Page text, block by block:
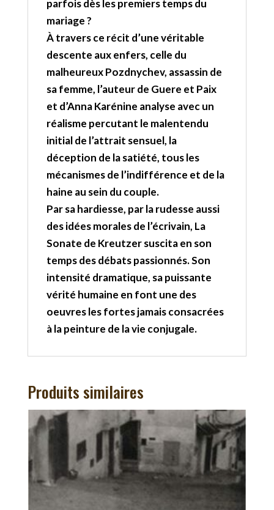
parfois dès les premiers temps du
mariage ?
À travers ce récit d’une véritable
descente aux enfers, celle du
malheureux Pozdnychev, assassin de
sa femme, l’auteur de Guere et Paix
et d’Anna Karénine analyse avec un
réalisme percutant le malentendu
initial de l’attrait sensuel, la
déception de la satiété, tous les
mécanismes de l’indifférence et de la
haine au sein du couple.
Par sa hardiesse, par la rudesse aussi
des idées morales de l’écrivain, La
Sonate de Kreutzer suscita en son
temps des débats passionnés. Son
intensité dramatique, sa puissante
vérité humaine en font une des
oeuvres les fortes jamais consacrées
à la peinture de la vie conjugale.
Produits similaires